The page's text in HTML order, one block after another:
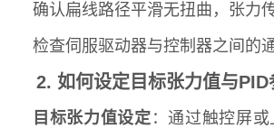
确认扁线路径平滑无扭曲，张力
检查伺服驱动器与控制器之间的
2. 如何设定目标张力值与PID
目标张力值设定 ：通过触控屏